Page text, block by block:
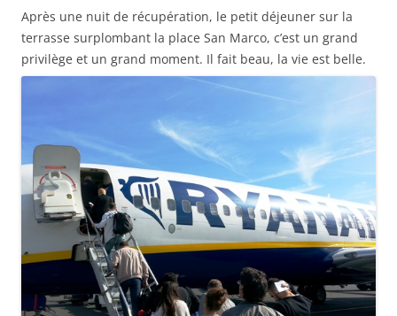
Après une nuit de récupération, le petit déjeuner sur la
terrasse surplombant la place San Marco, c’est un grand
privilège et un grand moment. Il fait beau, la vie est belle.